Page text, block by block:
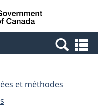
Canada
et
et méthodes